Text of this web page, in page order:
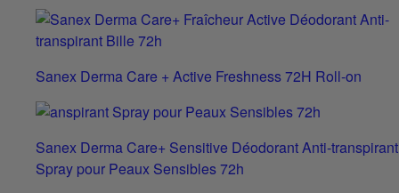
Sanex Derma Care + Active Freshness 72H Roll-on
Sanex Derma Care+ Sensitive Déodorant Anti-transpirant
Spray pour Peaux Sensibles 72h